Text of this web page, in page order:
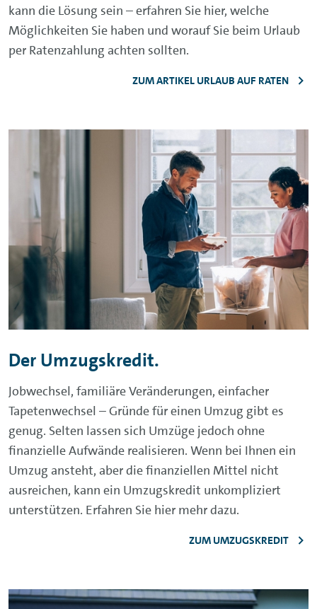
kann die Lösung sein – erfahren Sie hier, welche
Möglichkeiten Sie haben und worauf Sie beim Urlaub
per Ratenzahlung achten sollten.
ZUM ARTIKEL URLAUB AUF RATEN
Der Umzugskredit.
Jobwechsel, familiäre Veränderungen, einfacher
Tapetenwechsel – Gründe für einen Umzug gibt es
genug. Selten lassen sich Umzüge jedoch ohne
finanzielle Aufwände realisieren. Wenn bei Ihnen ein
Umzug ansteht, aber die finanziellen Mittel nicht
ausreichen, kann ein Umzugskredit unkompliziert
unterstützen. Erfahren Sie hier mehr dazu.
ZUM UMZUGSKREDIT